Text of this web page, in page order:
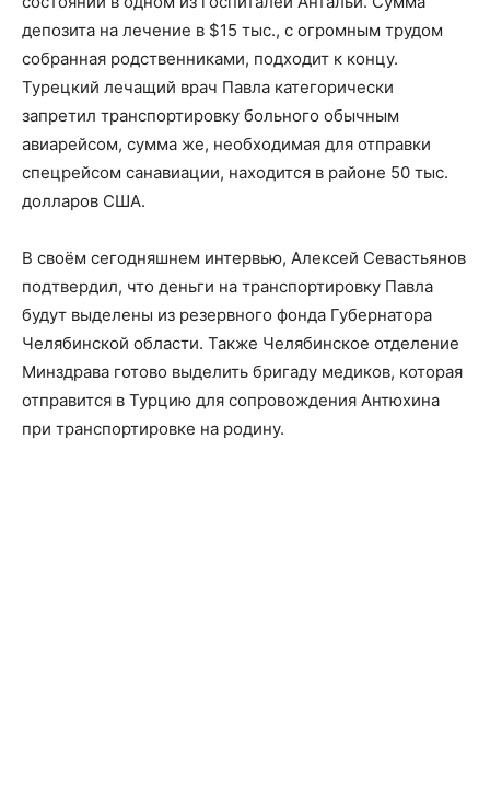
депозита на лечение в $15 тыс., с огромным трудом
собранная родственниками, подходит к концу.
Турецкий лечащий врач Павла категорически
запретил транспортировку больного обычным
авиарейсом, сумма же, необходимая для отправки
спецрейсом санавиации, находится в районе 50 тыс.
долларов США.
В своём сегодняшнем интервью, Алексей Севастьянов
подтвердил, что деньги на транспортировку Павла
будут выделены из резервного фонда Губернатора
Челябинской области. Также Челябинское отделение
Минздрава готово выделить бригаду медиков, которая
отправится в Турцию для сопровождения Антюхина
при транспортировке на родину.